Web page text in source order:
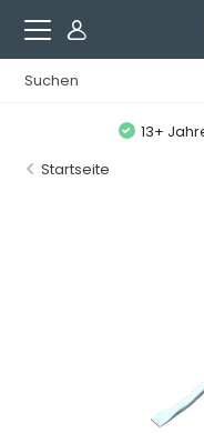
13+
Startseite